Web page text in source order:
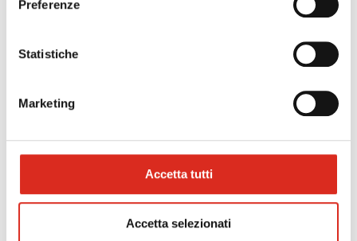
Preferenze
Statistiche
Marketing
Accetta tutti
Accetta selezionati
manifattura additiva;
integrazione digitale dei processi aziendali.
negli ambiti:
vendita e marketing;
tecniche e tecnologie di produzione.